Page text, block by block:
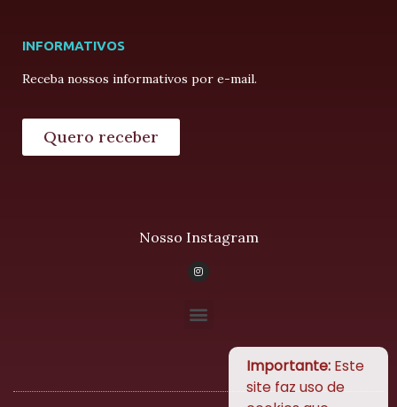
INFORMATIVOS
Receba nossos informativos por e-mail.
Quero receber
Nosso Instagram
Importante: Este
site faz uso de